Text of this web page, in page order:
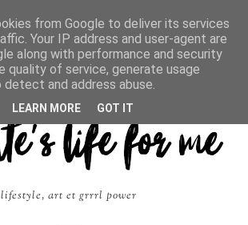
lifestyle, art et grrrl power
from Google to deliver its services
Your IP address and user-agent are
along with performance and security
quality of service, generate usage
and address abuse.
LEARN MORE GOT IT